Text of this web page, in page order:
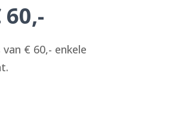
€ 60,- enkele